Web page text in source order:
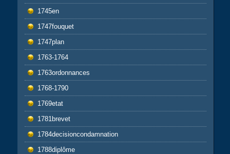
1745en
1747fouquet
1747plan
1763-1764
1763ordonnances
1768-1790
1769etat
1781brevet
1784decisioncondamnation
1788diplôme